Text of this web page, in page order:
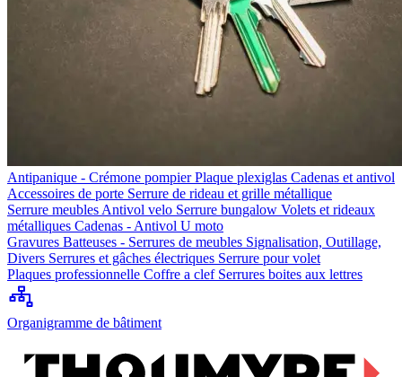
Antipanique - Crémone pompierPlaque plexiglas Cadenas et antivol
Accessoires de porte Serrure de rideau et grille métallique
Serrure meubles Antivol velo Serrure bungalow Volets et rideaux
métalliques Cadenas - Antivol U moto
Gravures Batteuses - Serrures de meubles Signalisation, Outillage,
Divers Serrures et gâches électriques Serrure pour volet
Plaques professionnelle Coffre a clef Serrures boites aux lettres
Organigramme de bâtiment